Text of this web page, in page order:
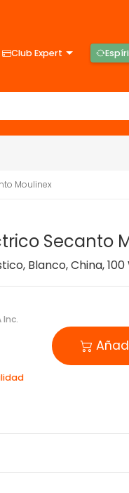
Club Expert
Moulinex
Secanto
Blanco, China,
Inc.